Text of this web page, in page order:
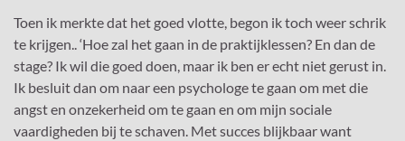
Toen ik merkte dat het goed vlotte, begon ik toch weer schrik
te krijgen.. ‘Hoe zal het gaan in de praktijklessen? En dan de
stage? Ik wil die goed doen, maar ik ben er echt niet gerust in.
Ik besluit dan om naar een psychologe te gaan om met die
angst en onzekerheid om te gaan en om mijn sociale
vaardigheden bij te schaven. Met succes blijkbaar want